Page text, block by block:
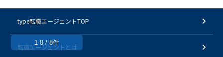
1-8 / 8件
type転職エージェントTOP
転職エージェントとは